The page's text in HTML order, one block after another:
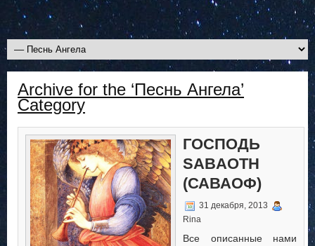
Archive for the ‘Песнь Ангела’
Category
ГОСПОДЬ
SABAOTH
(САВАОФ)
31 декабря, 2013
Rina
Все описанные нами